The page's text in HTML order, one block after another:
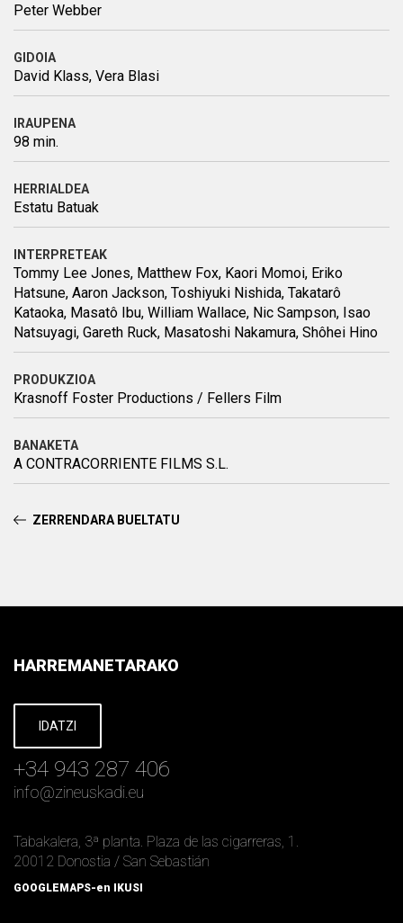
Peter Webber
GIDOIA
David Klass, Vera Blasi
IRAUPENA
98 min.
HERRIALDEA
Estatu Batuak
INTERPRETEAK
Tommy Lee Jones, Matthew Fox, Kaori Momoi, Eriko
Hatsune, Aaron Jackson, Toshiyuki Nishida, Takatarô
Kataoka, Masatô Ibu, William Wallace, Nic Sampson, Isao
Natsuyagi, Gareth Ruck, Masatoshi Nakamura, Shôhei Hino
PRODUKZIOA
Krasnoff Foster Productions / Fellers Film
BANAKETA
A CONTRACORRIENTE FILMS S.L.
ZERRENDARA BUELTATU
HARREMANETARAKO
IDATZI
+34 943 287 406
info@zineuskadi.eu
Tabakalera, 3ª planta. Plaza de las cigarreras, 1.
20012 Donostia / San Sebastián
GOOGLEMAPS-en IKUSI